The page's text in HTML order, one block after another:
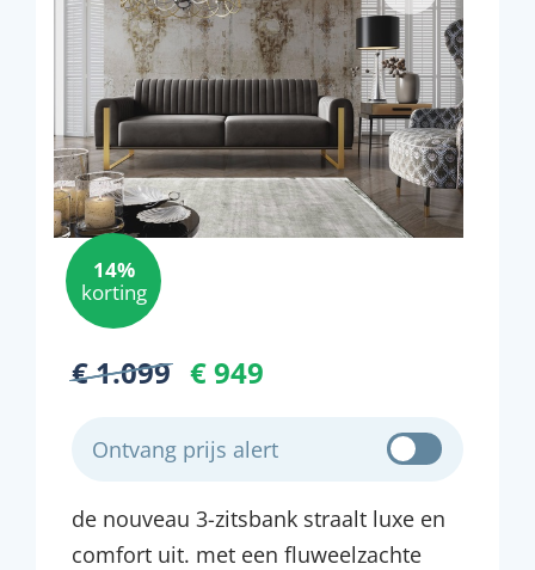
14%
korting
€ 1.099 € 949
Ontvang prijs alert
de nouveau 3-zitsbank straalt luxe en
comfort uit. met een fluweelzachte